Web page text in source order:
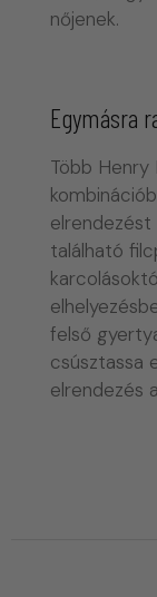
nőjenek.
Egymásra
Több
elrendezést
található
felső
csúsztassa
elrendezés